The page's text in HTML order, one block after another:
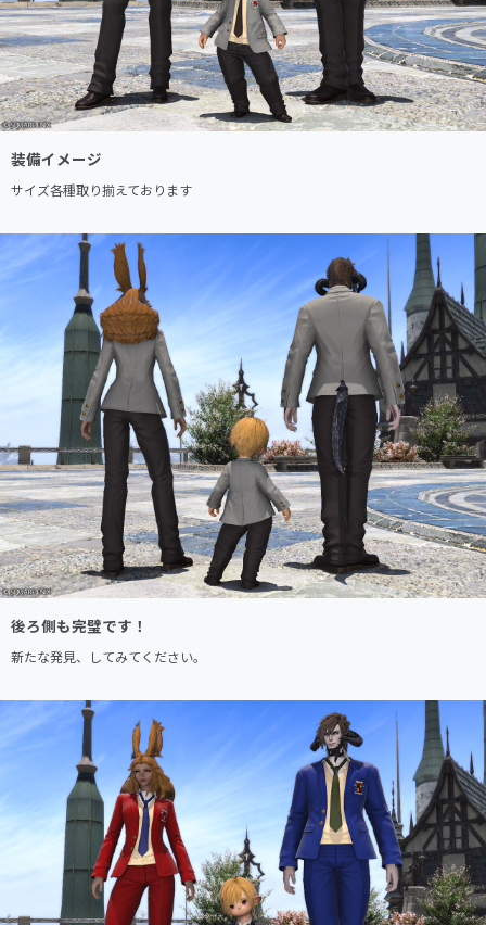
装備イメージ
サイズ各種取り揃えております
後ろ側も完璧です！
新たな発見、してみてください。